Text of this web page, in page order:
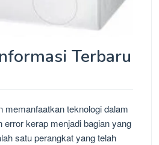
Terbaru
memanfaatkan teknologi dalam
kerap menjadi bagian yang
satu perangkat yang telah